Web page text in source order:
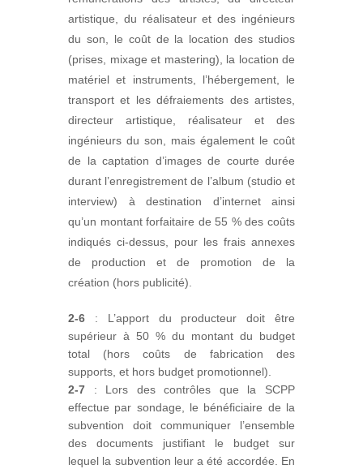
artistique, du réalisateur et des ingénieurs
du son, le coût de la location des studios
(prises, mixage et mastering), la location de
matériel et instruments, l’hébergement, le
transport et les défraiements des artistes,
directeur artistique, réalisateur et des
ingénieurs du son, mais également le coût
de la captation d’images de courte durée
durant l’enregistrement de l’album (studio et
interview) à destination d’internet ainsi
qu’un montant forfaitaire de 55 % des coûts
indiqués ci-dessus, pour les frais annexes
de production et de promotion de la
création (hors publicité).
2-6 : L’apport du producteur doit être
supérieur à 50 % du montant du budget
total (hors coûts de fabrication des
supports, et hors budget promotionnel).
2-7 : Lors des contrôles que la SCPP
effectue par sondage, le bénéficiaire de la
subvention doit communiquer l’ensemble
des documents justifiant le budget sur
lequel la subvention leur a été accordée. En